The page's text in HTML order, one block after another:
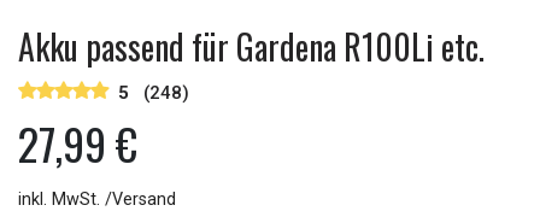
Akku passend für Gardena R100Li etc.
5 (248)
27,99 €
inkl. MwSt. /Versand